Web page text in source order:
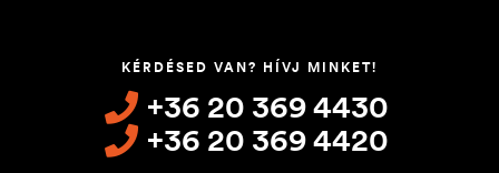
KÉRDÉSED VAN? HÍVJ MINKET!
+36 20 369 4430
+36 20 369 4420